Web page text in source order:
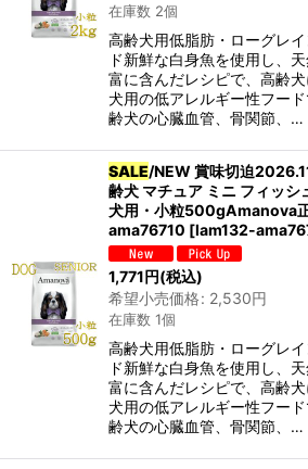
在庫数 2個
高齢犬用低脂肪・ローグレ
ド新鮮な白身魚を使用し、
富に含んだレシピで、高齢
犬用の低アレルギー性フー
齢犬の心臓血管、骨関節、…
SALE/NEW 賞味切迫
齢犬 マチュア ミニ フィッシ
犬用・小粒500gAmanova
ama76710 [lam132-
1,771円(税込)
希望小売価格: 2,530円
在庫数 1個
高齢犬用低脂肪・ローグレ
ド新鮮な白身魚を使用し、
富に含んだレシピで、高齢
犬用の低アレルギー性フー
齢犬の心臓血管、骨関節、…